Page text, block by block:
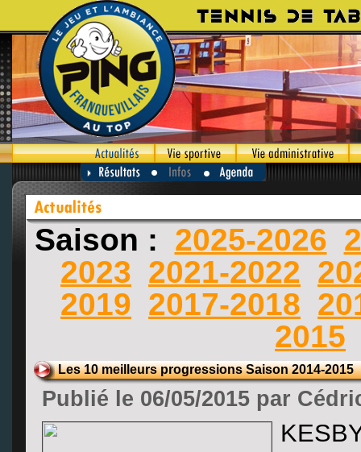
Saison : 2025-2026
2023 2021-2022
2019 2017-2018
2015
Les 10 meilleurs progressions Saison 2014-2015
Publié le 06/05/2015 par